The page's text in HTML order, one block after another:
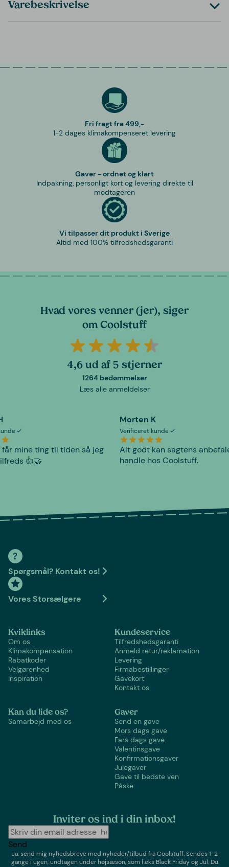
Varebeskrivelse
Fri fragt fra 499,-
1-2 dages klimakompenseret levering
Gaver - ordnet og klart
Indpakning, personligt kort og levering direkte til
modtageren
Vi tilpasser dit produkt i Sverige
Altid med 100% tilfredshedsgaranti
Hvad vores venner (jer), siger
om Coolstuff
4,6 ud af 5 stjerner
1264 bedømmelser
Læs alle anmeldelser
får mine ting til tiden så jeg
👍🤝
Morten K
Verificeret kunde
Alt godt kan sagtens
handle hos Coolstuff.
Spørgsmål? Kontakt os!
Vores Storsælgere
Kviklinks
Om os
Klimakompensation
Rabatkoder
Velgørenhed
Inspiration
Kundeservice
Tilfredshedsgaranti
Anmeld retur/reklamation
Levering
Firmabestillinger
Gavekort
Kontakt os
Kan du lide os?
Samarbejd med os
Gaver
Send en gave
Mors dags gave
Fars dags gave
Valentinsgave
Konfirmationsgaver
Julegaver
Gave til bedste ven
Påske
Inviter os ind i din inbox!
Send
Ja, send mig nyhedsbreve med nyheder/tilbud fraCoolstuff. Sendes 1-2
gange i ugen,undtagen under højsæson, som f.eks Black Friday og Jul. Du